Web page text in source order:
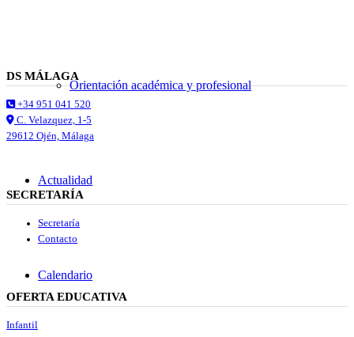
Orientación académica y profesional
Actualidad
Calendario
DS MÁLAGA
+34 951 041 520
C. Velazquez, 1-5
29612 Ojén, Málaga
SECRETARÍA
Secretaría
Contacto
OFERTA EDUCATIVA
Infantil